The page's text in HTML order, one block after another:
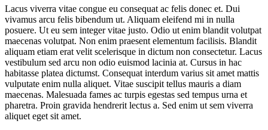
Lacus viverra vitae congue eu consequat ac felis donec et. Dui
vivamus arcu felis bibendum ut. Aliquam eleifend mi in nulla
posuere. Ut eu sem integer vitae justo. Odio ut enim blandit volutpat
maecenas volutpat. Non enim praesent elementum facilisis. Blandit
aliquam etiam erat velit scelerisque in dictum non consectetur. Lacus
vestibulum sed arcu non odio euismod lacinia at. Cursus in hac
habitasse platea dictumst. Consequat interdum varius sit amet mattis
vulputate enim nulla aliquet. Vitae suscipit tellus mauris a diam
maecenas. Malesuada fames ac turpis egestas sed tempus urna et
pharetra. Proin gravida hendrerit lectus a. Sed enim ut sem viverra
aliquet eget sit amet.